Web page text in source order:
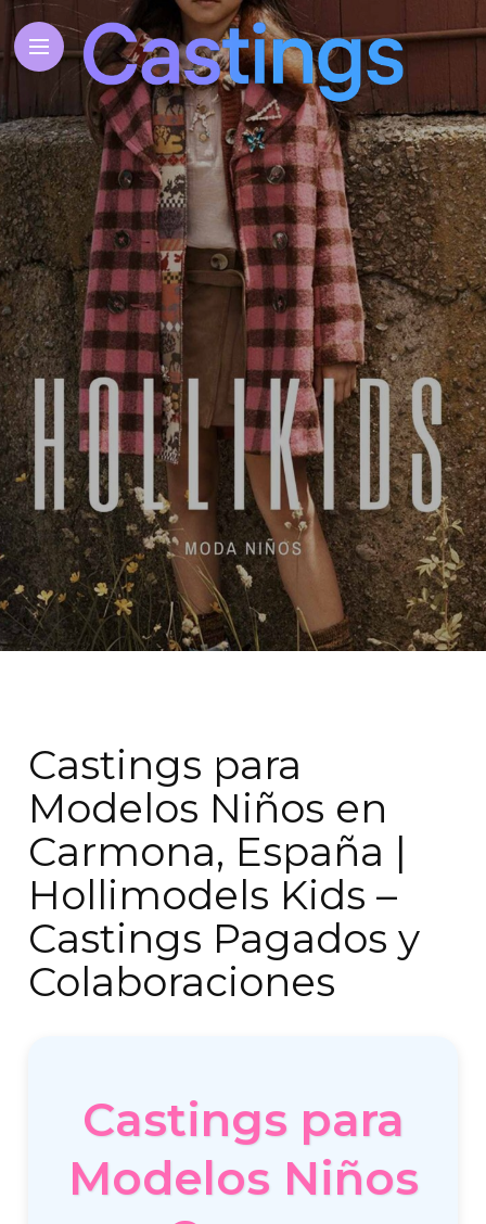
Castings para
Modelos Niños en
Carmona, España |
Hollimodels Kids –
Castings Pagados y
Colaboraciones
Castings para
Modelos Niños